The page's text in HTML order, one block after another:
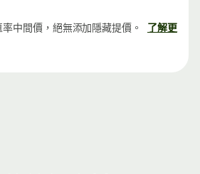
中間價，絕無添加隱藏提價。
了解更